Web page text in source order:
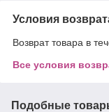
Условия
Возврат товара в
Все условия
Подобные